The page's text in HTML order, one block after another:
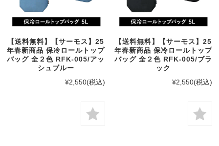
【送料無料】【サーモス】25
年春新商品 保冷ロールトップ
バッグ 全２色 RFK-005/アッ
シュブルー
¥2,550(税込)
【送料無料】【サーモス】25
年春新商品 保冷ロールトップ
バッグ 全２色 RFK-005/ブラ
ック
¥2,550(税込)